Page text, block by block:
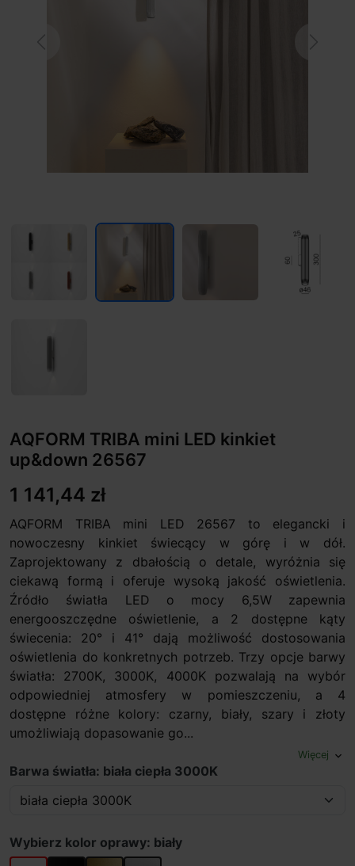
AQFORM TRIBA mini LED kinkiet
up&down 26567
1 141,44 zł
AQFORM TRIBA mini LED 26567 to elegancki i
nowoczesny kinkiet świecący w górę i w dół.
Zaprojektowany z dbałością o detale, wyróżnia się
ciekawą formą i oferuje wysoką jakość oświetlenia.
Źródło światła LED o mocy 6,5W zapewnia
energooszczędne oświetlenie, a 2 dostępne kąty
świecenia: 20° i 41° dają możliwość dostosowania
oświetlenia do konkretnych potrzeb. Trzy opcje barwy
światła: 2700K, 3000K, 4000K pozwalają na wybór
odpowiedniej atmosfery w pomieszczeniu, a 4
dostępne różne kolory: czarny, biały, szary i złoty
umożliwiają dopasowanie go...
Więcej expand_more
Barwa światła: biała ciepła 3000K
Wybierz kolor oprawy: biały
biały czarnyzłoty szary